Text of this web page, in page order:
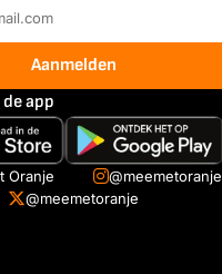
Aanmelden
app
Oranje
@meemetoranje
@meemetoranje